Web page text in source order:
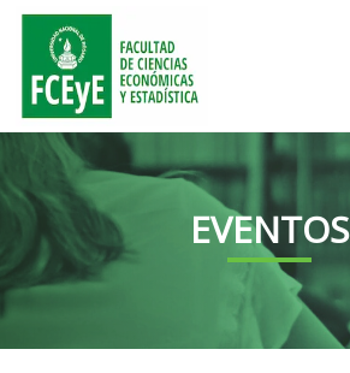
EVENTOS